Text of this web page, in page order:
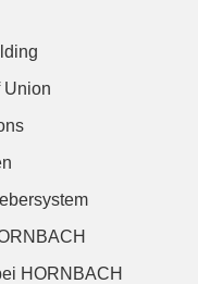
Union
HORNBACH